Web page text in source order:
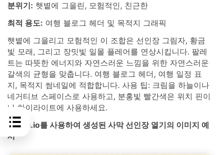
분위기: 햇볕에 그을린, 모험적인, 친근한
최적 용도: 여행 블로그 헤더 및 목적지 그래픽
햇볕에 그을리고 모험적인 이 조합은 선인장 그림자, 황금
빛 모래, 그리고 장밋빛 일몰 플레어를 연상시킵니다. 팔레
트는 따뜻한 에너지와 자연스러운 느낌을 위한 자연스러운
갈색의 균형을 맞춥니다. 여행 블로그 헤더, 여행 일정 표
지, 목적지 썸네일에 적합합니다. 사용 팁: 크림을 하늘이나
네거티브 스페이스로 사용하고, 분홍빛 빨간색은 위치 핀이
나 하이라이트에 사용하세요.
media.io를 사용하여 생성된 사막 선인장 열기의 이미지 예
시